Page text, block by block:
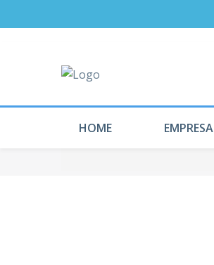
HOME EMPRESA